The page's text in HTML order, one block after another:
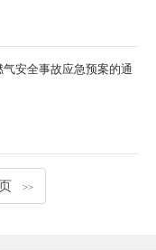
安全事故应急预案的通
>>